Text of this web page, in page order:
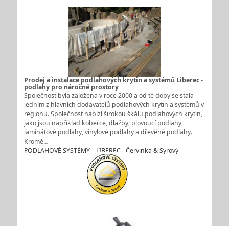
Prodej a instalace podlahových krytin a systémů Liberec -
podlahy pro náročné prostory
Společnost byla založena v roce 2000 a od té doby se stala
jedním z hlavních dodavatelů podlahových krytin a systémů v
regionu. Společnost nabízí širokou škálu podlahových krytin,
jako jsou například koberce, dlažby, plovoucí podlahy,
laminátové podlahy, vinylové podlahy a dřevěné podlahy.
Kromě…
PODLAHOVÉ SYSTÉMY – LIBEREC - Červinka & Syrový